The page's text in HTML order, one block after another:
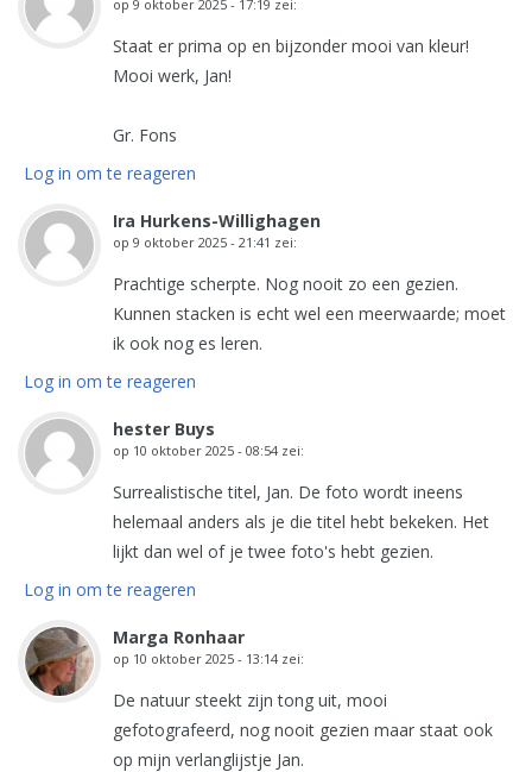
op 9 oktober 2025 - 17:19 zei:
Staat er prima op en bijzonder mooi van kleur!
Mooi werk, Jan!
Gr. Fons
Log in om te reageren
Ira Hurkens-Willighagen
op 9 oktober 2025 - 21:41 zei:
Prachtige scherpte. Nog nooit zo een gezien.
Kunnen stacken is echt wel een meerwaarde; moet
ik ook nog es leren.
Log in om te reageren
hester Buys
op 10 oktober 2025 - 08:54 zei:
Surrealistische titel, Jan. De foto wordt ineens
helemaal anders als je die titel hebt bekeken. Het
lijkt dan wel of je twee foto's hebt gezien.
Log in om te reageren
Marga Ronhaar
op 10 oktober 2025 - 13:14 zei:
De natuur steekt zijn tong uit, mooi
gefotografeerd, nog nooit gezien maar staat ook
op mijn verlanglijstje Jan.